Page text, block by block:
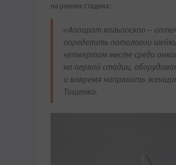
на ранних стадиях:
«Аппарат кольпоскоп –
определить патологии
четвертом месте среди
на первой стадии,
и вовремя направить женщин
Тищенко.